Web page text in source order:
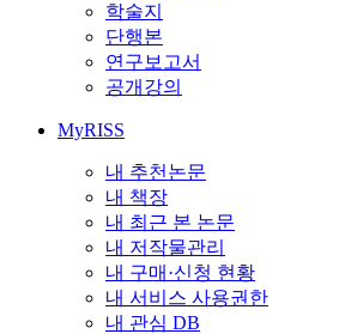
학술지
단행본
연구보고서
공개강의
MyRISS
내 추천논문
내 책장
내 최근 본 논문
내 저작물관리
내 구매·신청 현황
내 서비스 사용권한
내 관심 DB